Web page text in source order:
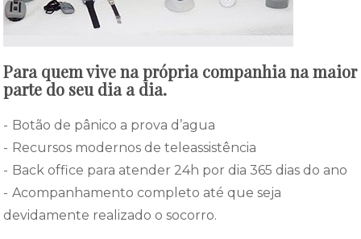
Para quem vive na própria companhia na maior
parte do seu dia a dia.
Botão de pânico a prova d’agua
Recursos modernos de teleassistência
Back office para atender 24h por dia 365 dias do ano
Acompanhamento completo até que seja
devidamente realizado o socorro.